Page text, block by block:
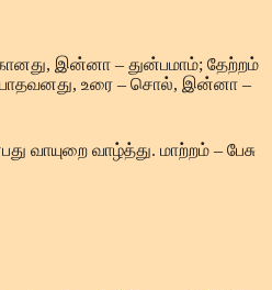
இன்னா – துன்பமாம்; தேற்றம்
உரை – சொல், இன்னா –
வாழ்த்து. மாற்றம் – பேசு